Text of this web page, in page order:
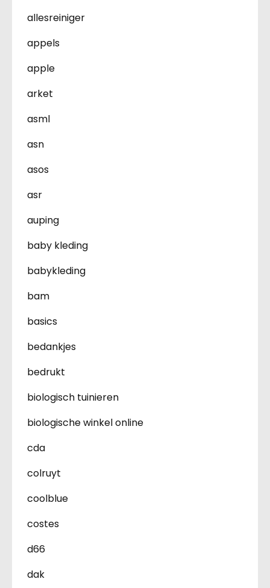
allesreiniger
appels
apple
arket
asml
asn
asos
asr
auping
baby kleding
babykleding
bam
basics
bedankjes
bedrukt
biologisch tuinieren
biologische winkel online
cda
colruyt
coolblue
costes
d66
dak